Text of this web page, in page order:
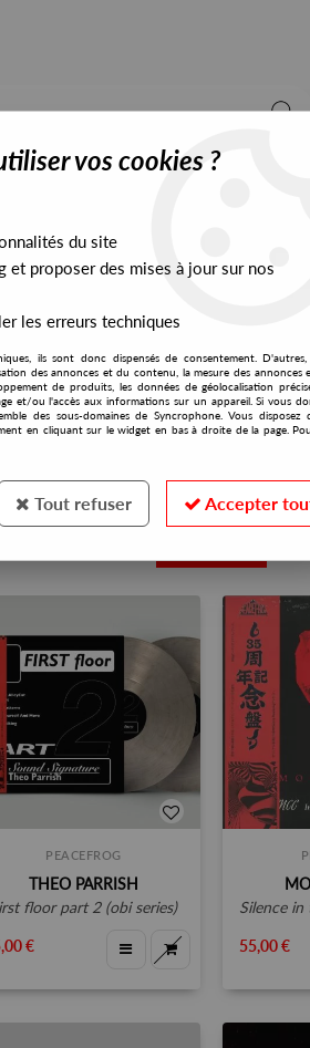
PRESALES EXCLUSIVES
PEACEFROG
THEO PARRISH
floor part 2 (obi series)
€
silence in
55,00 €
vos cookies ?
du site
et proposer des mises à jour sur nos
les erreurs techniques
ils sont donc dispensés de consentement.
des annonces et du contenu, la mesure des annonces
de produits, les données de géolocalisation
et/ou l'accès aux informations sur un appareil. Si vous
des sous-domaines de Syncrophone. Vous disposez
en cliquant sur le widget en bas à droite de la page.
Tout refuser Accepter